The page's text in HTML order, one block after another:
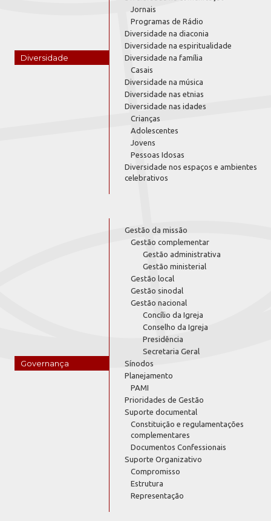
Diversidade
Jornais
Programas de Rádio
Diversidade na diaconia
Diversidade na espiritualidade
Diversidade na família
Casais
Diversidade na música
Diversidade nas etnias
Diversidade nas idades
Crianças
Adolescentes
Jovens
Pessoas Idosas
Diversidade nos espaços e ambientes
celebrativos
Governança
Gestão da missão
Gestão complementar
Gestão administrativa
Gestão ministerial
Gestão local
Gestão sinodal
Gestão nacional
Concílio da Igreja
Conselho da Igreja
Presidência
Secretaria Geral
Sínodos
Planejamento
PAMI
Prioridades de Gestão
Suporte documental
Constituição e regulamentações
complementares
Documentos Confessionais
Suporte Organizativo
Compromisso
Estrutura
Representação